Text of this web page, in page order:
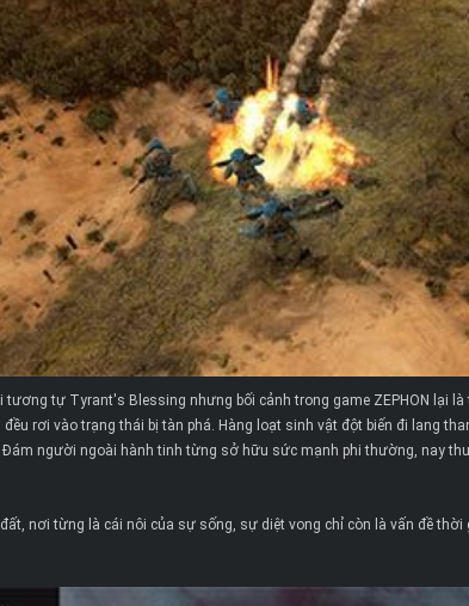
tương tự Tyrant's Blessing nhưng bối cảnh trong game ZEPHON lại
đều rơi vào trạng thái bị tàn phá. Hàng loạt sinh vật đột biến đi lang
Đám người ngoài hành tinh từng sở hữu sức mạnh phi thường, nay
nơi từng là cái nôi của sự sống, sự diệt vong chỉ còn là vấn đề thời